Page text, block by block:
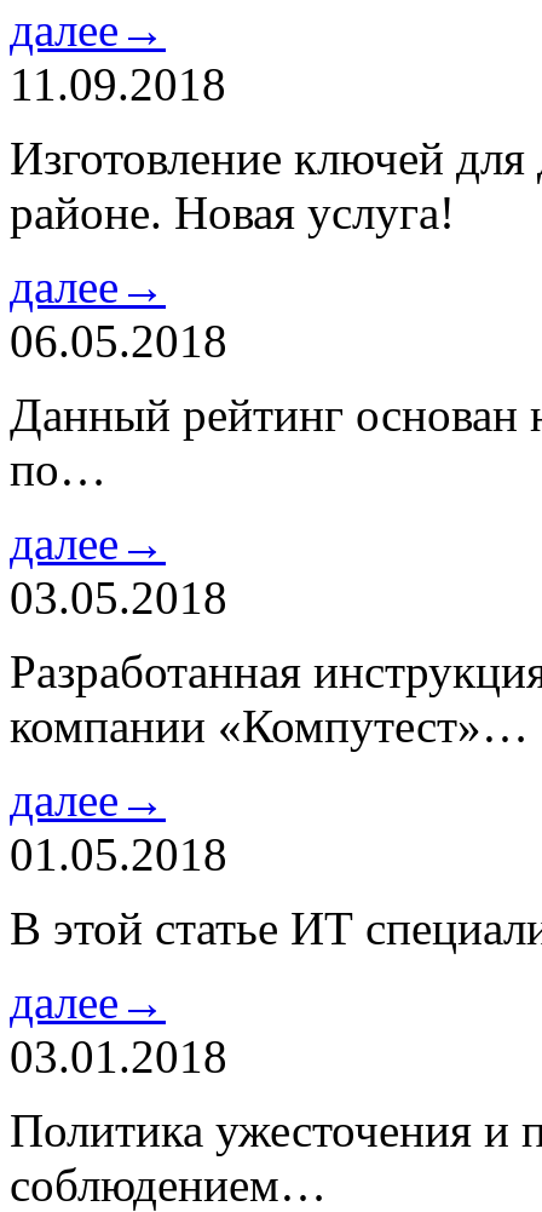
далее→
11.09.2018
Изготовление ключей
районе. Новая услуга!
далее→
06.05.2018
Данный рейтинг основан
по…
далее→
03.05.2018
Разработанная
компании «Компутест»…
далее→
01.05.2018
В этой статье ИТ
далее→
03.01.2018
Политика ужесточения и
соблюдением…